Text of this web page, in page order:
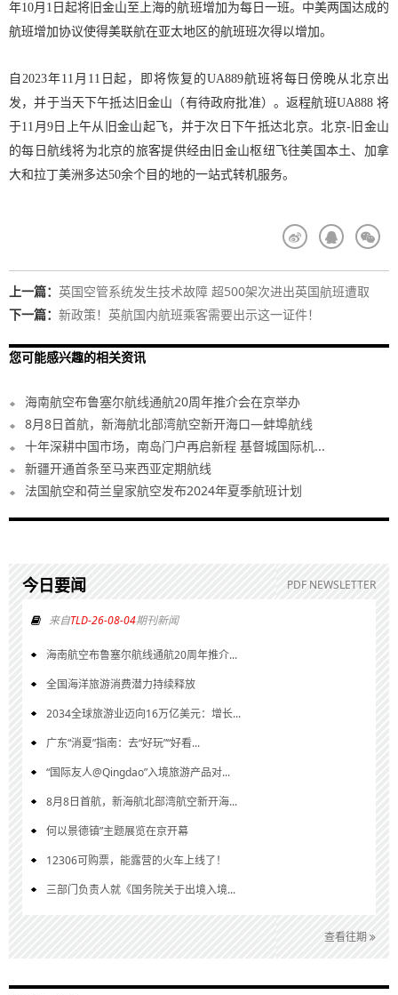
年10月1日起将旧金山至上海的航班增加为每日一班。中美两国达成的
航班增加协议使得美联航在亚太地区的航班班次得以增加。
自2023年11月11日起，即将恢复的UA889航班将每日傍晚从北京出
发，并于当天下午抵达旧金山（有待政府批准）。返程航班UA888 将
于11月9日上午从旧金山起飞，并于次日下午抵达北京。北京-旧金山
的每日航线将为北京的旅客提供经由旧金山枢纽飞往美国本土、加拿
大和拉丁美洲多达50余个目的地的一站式转机服务。
上一篇： 英国空管系统发生技术故障 超500架次进出英国航班遭取
消！
下一篇： 新政策！英航国内航班乘客需要出示这一证件！
您可能感兴趣的相关资讯
海南航空布鲁塞尔航线通航20周年推介会在京举办
8月8日首航，新海航北部湾航空新开海口—蚌埠航线
十年深耕中国市场，南岛门户再启新程 基督城国际机...
新疆开通首条至马来西亚定期航线
法国航空和荷兰皇家航空发布2024年夏季航班计划
今日要闻 PDF NEWSLETTER
来自TLD-26-08-04期刊新闻
海南航空布鲁塞尔航线通航20周年推介...
全国海洋旅游消费潜力持续释放
2034全球旅游业迈向16万亿美元：增长...
广东“消夏”指南：去“好玩”“好看...
“国际友人@Qingdao”入境旅游产品对...
8月8日首航，新海航北部湾航空新开海...
何以景德镇”主题展览在京开幕
12306可购票，能露营的火车上线了！
三部门负责人就《国务院关于出境入境...
查看往期